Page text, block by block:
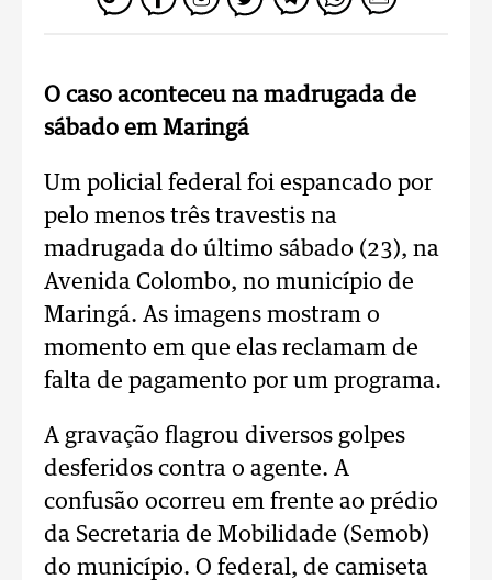
O caso aconteceu na madrugada de
sábado em Maringá
Um policial federal foi espancado por
pelo menos três travestis na
madrugada do último sábado (23), na
Avenida Colombo, no município de
Maringá. As imagens mostram o
momento em que elas reclamam de
falta de pagamento por um programa.
A gravação flagrou diversos golpes
desferidos contra o agente. A
confusão ocorreu em frente ao prédio
da Secretaria de Mobilidade (Semob)
do município. O federal, de camiseta